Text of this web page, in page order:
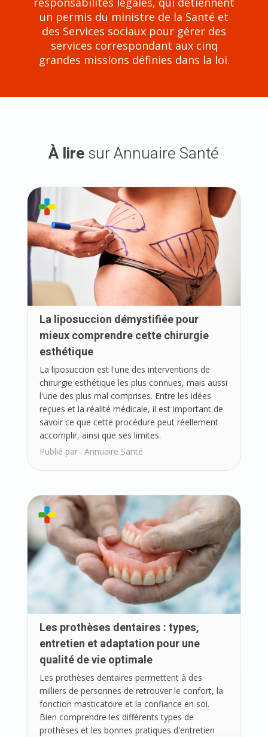
un permis du ministre de la Santé et
des Services sociaux pour gérer des
services correspondant aux cinq
grandes missions définies dans la loi.
À liresur Annuaire Santé
La liposuccion démystifiée pour
mieux comprendre cette chirurgie
esthétique
La liposuccion est l'une des interventions de
chirurgie esthétique les plus connues, mais aussi
l'une des plus mal comprises. Entre les idées
reçues et la réalité médicale, il est important de
savoir ce que cette procédure peut réellement
accomplir, ainsi que ses limites.
Publié par : Annuaire Santé
Les prothèses dentaires : types,
entretien et adaptation pour une
qualité de vie optimale
Les prothèses dentaires permettent à des
milliers de personnes de retrouver le confort, la
fonction masticatoire et la confiance en soi.
Bien comprendre les différents types de
prothèses et les bonnes pratiques d'entretien